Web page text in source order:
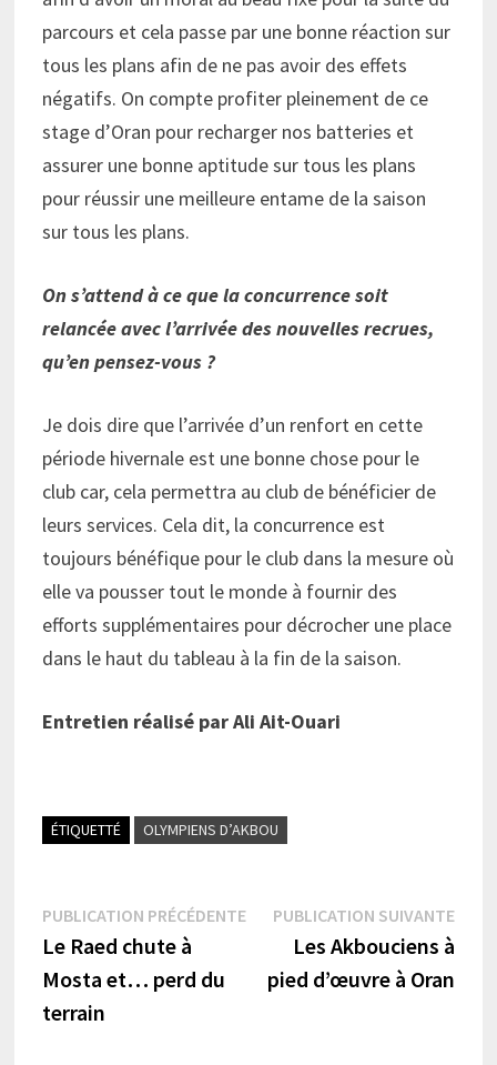
parcours et cela passe par une bonne réaction sur
tous les plans afin de ne pas avoir des effets
négatifs. On compte profiter pleinement de ce
stage d’Oran pour recharger nos batteries et
assurer une bonne aptitude sur tous les plans
pour réussir une meilleure entame de la saison
sur tous les plans.
On s’attend à ce que la concurrence soit
relancée avec l’arrivée des nouvelles recrues,
qu’en pensez-vous ?
Je dois dire que l’arrivée d’un renfort en cette
période hivernale est une bonne chose pour le
club car, cela permettra au club de bénéficier de
leurs services. Cela dit, la concurrence est
toujours bénéfique pour le club dans la mesure où
elle va pousser tout le monde à fournir des
efforts supplémentaires pour décrocher une place
dans le haut du tableau à la fin de la saison.
Entretien réalisé par Ali Ait-Ouari
ÉTIQUETTÉ OLYMPIENS D’AKBOU
Navigation
de
l’article
PUBLICATION PRÉCÉDENTEPublication
précédente :
Le Raed chute à
Mosta et… perd du
terrain
PUBLICATION SUIVANTE
Les Akbouciens à
pied d’œuvre à Oran